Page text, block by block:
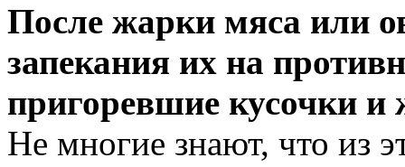
После жарки мяса или
запекания их на
пригоревшие кусочки и
Не многие знают, что из